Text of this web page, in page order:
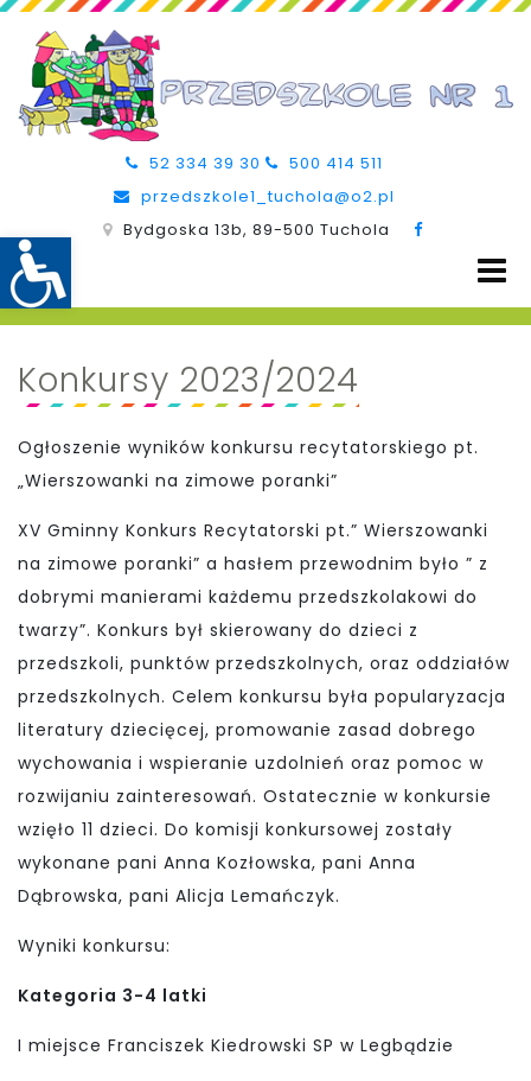
52 334 39 30
500 414 511
przedszkole1_tuchola@o2.pl
Bydgoska 13b, 89-500 Tuchola
Konkursy 2023/2024
Ogłoszenie wyników konkursu recytatorskiego pt.
„Wierszowanki na zimowe poranki”
XV Gminny Konkurs Recytatorski pt.” Wierszowanki
na zimowe poranki” a hasłem przewodnim było ” z
dobrymi manierami każdemu przedszkolakowi do
twarzy”. Konkurs był skierowany do dzieci z
przedszkoli, punktów przedszkolnych, oraz oddziałów
przedszkolnych. Celem konkursu była popularyzacja
literatury dziecięcej, promowanie zasad dobrego
wychowania i wspieranie uzdolnień oraz pomoc w
rozwijaniu zainteresowań. Ostatecznie w konkursie
wzięło 11 dzieci. Do komisji konkursowej zostały
wykonane pani Anna Kozłowska, pani Anna
Dąbrowska, pani Alicja Lemańczyk.
Wyniki konkursu:
Kategoria 3-4 latki
I miejsce Franciszek Kiedrowski SP w Legbądzie